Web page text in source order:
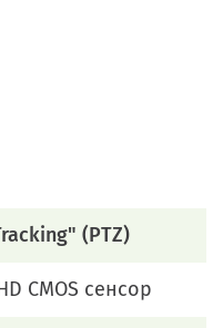
(PTZ)
CMOS сенсор